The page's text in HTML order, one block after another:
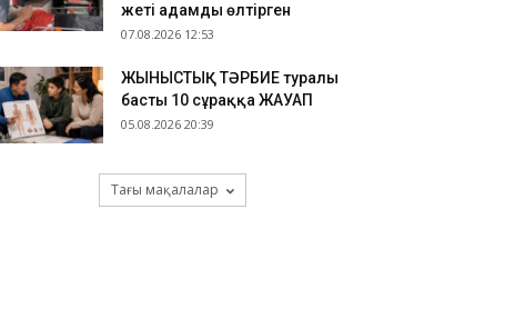
жеті адамды өлтірген
07.08.2026 12:53
ЖЫНЫСТЫҚ ТӘРБИЕ туралы
басты 10 сұраққа ЖАУАП
05.08.2026 20:39
Тағы мақалалар